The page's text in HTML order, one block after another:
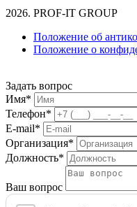
2026. PROF-IT GROUP
Положение об
Положение о
Задать вопрос
Имя*
Телефон*
E-mail*
Организация*
Должность*
Ваш вопрос